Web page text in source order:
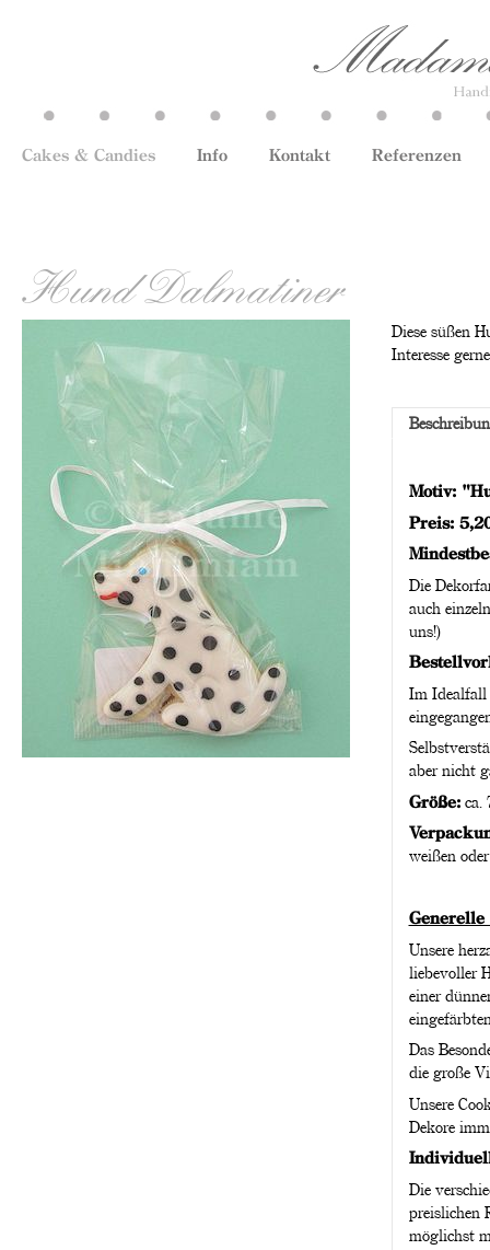
Cakes & Candies Info Kontakt Referenzen
Hund Dalmatiner
Diese süßen
Interesse
Motiv:
Preis:
Die
auch
uns!)
Im Idealfall
aber nicht
Größe:ca.
weißen
Generelle
Unsere
liebevoller
einer
Das
die große
Unsere
Dekore
Die
preislichen
möglichst